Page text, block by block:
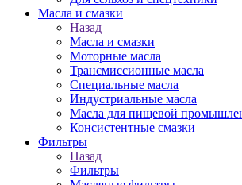
Масла и смазки
Назад
Масла и смазки
Моторные масла
Трансмиссионные масла
Специальные масла
Индустриальные масла
Масла для пищевой
Консистентные смазки
Фильтры
Назад
Фильтры